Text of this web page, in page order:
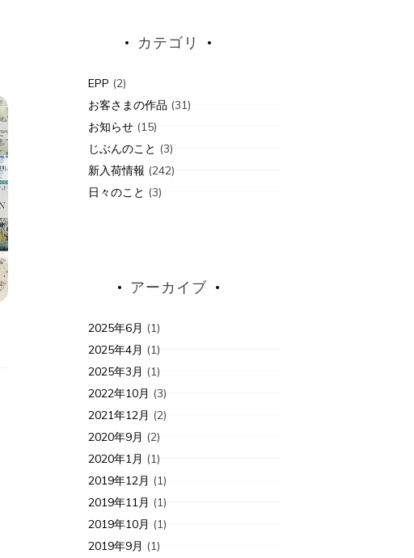
7年
11月のcharm packとmini charm
カテゴリ
EPP (2)
お客さまの作品 (31)
お知らせ (15)
じぶんのこと (3)
新入荷情報 (242)
日々のこと (3)
アーカイブ
2025年6月 (1)
2025年4月 (1)
2025年3月 (1)
2022年10月 (3)
2021年12月 (2)
2020年9月 (2)
2020年1月 (1)
2019年12月 (1)
2019年11月 (1)
2019年10月 (1)
2019年9月 (1)